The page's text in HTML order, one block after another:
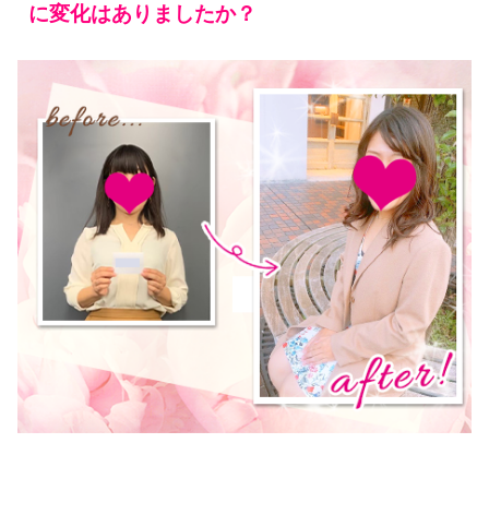
に変化はありましたか？